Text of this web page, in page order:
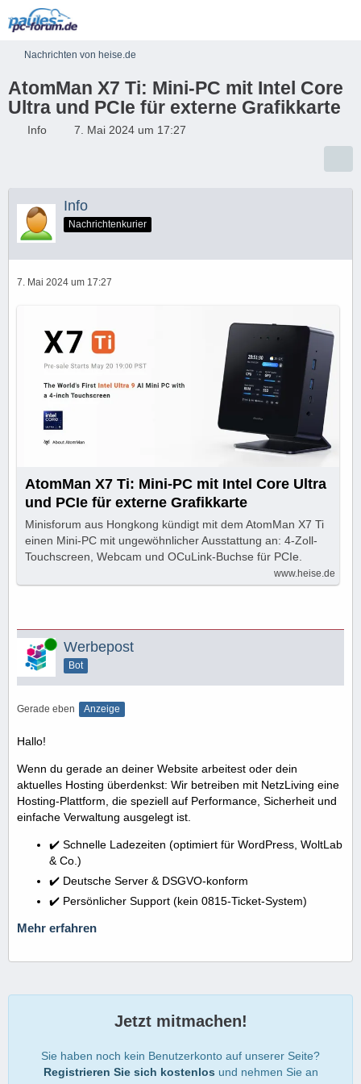
Nachrichten von heise.de
AtomMan X7 Ti: Mini-PC mit Intel Core
Ultra und PCIe für externe Grafikkarte
Info 7. Mai 2024 um 17:27
Info
Nachrichtenkurier
7. Mai 2024 um 17:27
AtomMan X7 Ti: Mini-PC mit Intel Core Ultra
und PCIe für externe Grafikkarte
Minisforum aus Hongkong kündigt mit dem AtomMan X7 Ti
einen Mini-PC mit ungewöhnlicher Ausstattung an: 4-Zoll-
Touchscreen, Webcam und OCuLink-Buchse für PCIe.
www.heise.de
Online Werbepost
Bot
Gerade eben Anzeige
Hallo!
Wenn du gerade an deiner Website arbeitest oder dein
aktuelles Hosting überdenkst: Wir betreiben mit NetzLiving eine
Hosting-Plattform, die speziell auf Performance, Sicherheit und
einfache Verwaltung ausgelegt ist.
✔️ Schnelle Ladezeiten (optimiert für WordPress, WoltLab
& Co.)
✔️ Deutsche Server & DSGVO-konform
✔️ Persönlicher Support (kein 0815-Ticket-System)
Mehr erfahren
Jetzt mitmachen!
Sie haben noch kein Benutzerkonto auf unserer Seite?
Registrieren Sie sich kostenlos und nehmen Sie an